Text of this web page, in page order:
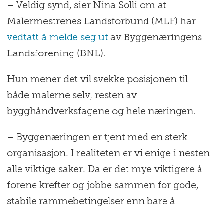
– Veldig synd, sier Nina Solli om at
Malermestrenes Landsforbund (MLF) har
vedtatt å melde seg utav Byggenæringens
Landsforening (BNL).
Hun mener det vil svekke posisjonen til
både malerne selv, resten av
bygghåndverksfagene og hele næringen.
– Byggenæringen er tjent med en sterk
organisasjon. I realiteten er vi enige i nesten
alle viktige saker. Da er det mye viktigere å
forene krefter og jobbe sammen for gode,
stabile rammebetingelser enn bare å